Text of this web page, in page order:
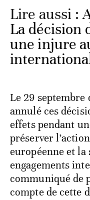
Lire aussi :
La décision
une injure
Le 29
annulé ces
effets pendant
préserver
européenne et
engagements
communiqué de
compte de cette